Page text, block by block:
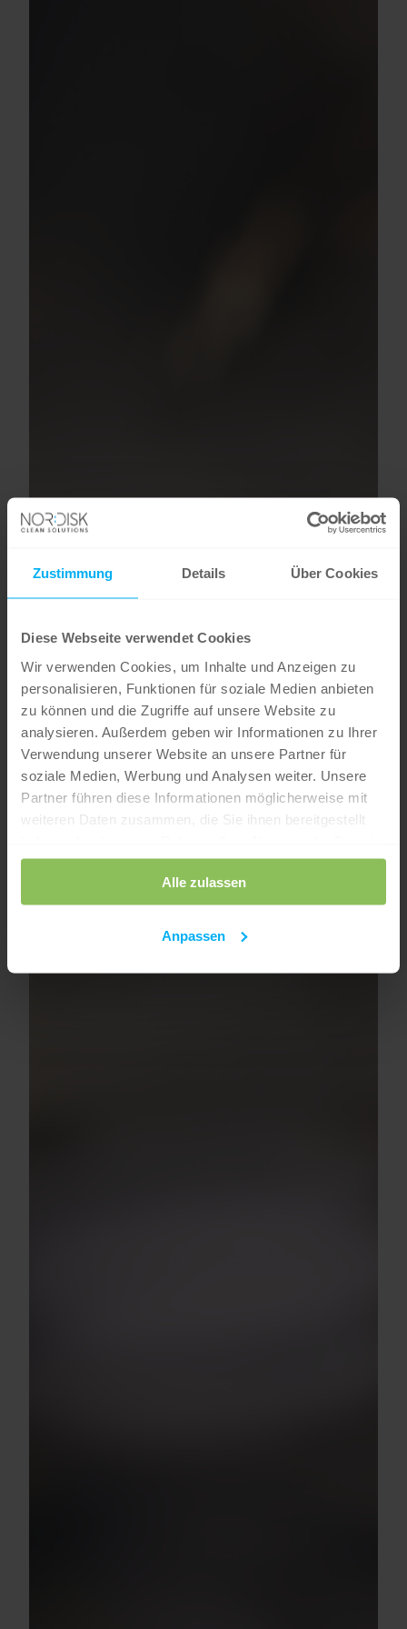
Zustimmung Details Über Cookies
Diese Webseite verwendet Cookies
Wir verwenden Cookies, um Inhalte und Anzeigen zu
personalisieren, Funktionen für soziale Medien anbieten
zu können und die Zugriffe auf unsere Website zu
analysieren. Außerdem geben wir Informationen zu Ihrer
Verwendung unserer Website an unsere Partner für
soziale Medien, Werbung und Analysen weiter. Unsere
Partner führen diese Informationen möglicherweise mit
weiteren Daten zusammen, die Sie ihnen bereitgestellt
gesammelt haben.
Alle zulassen
Anpassen